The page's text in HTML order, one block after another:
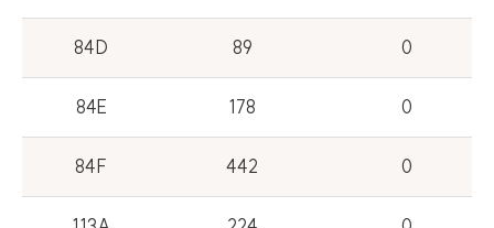
84D 89 0
84E 178 0
84F 442 0